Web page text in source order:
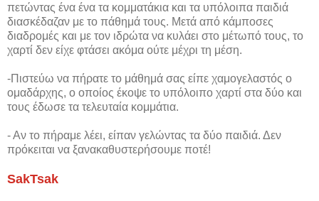
πετώντας ένα ένα τα κομματάκια και τα υπόλοιπα παιδιά
διασκέδαζαν με το πάθημά τους. Μετά από κάμποσες
διαδρομές και με τον ιδρώτα να κυλάει στο μέτωπό τους, το
χαρτί δεν είχε φτάσει ακόμα ούτε μέχρι τη μέση.
-Πιστεύω να πήρατε το μάθημά σας είπε χαμογελαστός ο
ομαδάρχης, ο οποίος έκοψε το υπόλοιπο χαρτί στα δύο και
τους έδωσε τα τελευταία κομμάτια.
- Αν το πήραμε λέει, είπαν γελώντας τα δύο παιδιά. Δεν
πρόκειται να ξανακαθυστερήσουμε ποτέ!
SakTsak